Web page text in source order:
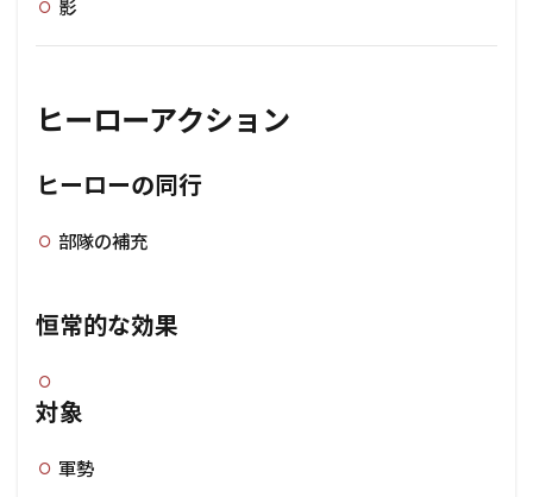
影
ヒーローアクション
ヒーローの同行
部隊の補充
恒常的な効果
対象
軍勢